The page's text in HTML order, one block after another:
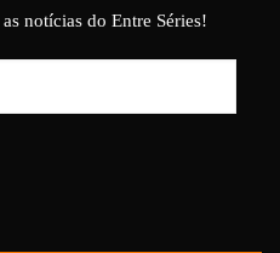
notícias do Entre Séries!